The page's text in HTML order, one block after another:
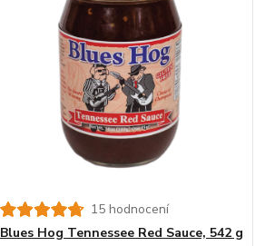
15 hodnocení
Blues Hog Tennessee Red Sauce, 542 g